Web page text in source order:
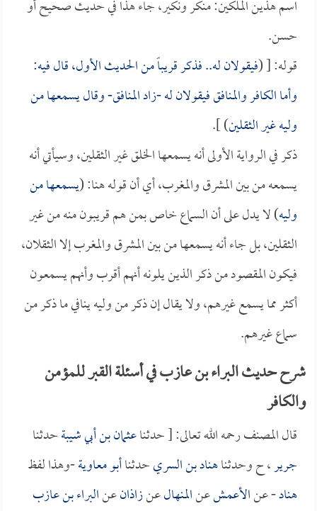
اسم هذين الملكين: منكر ونكير، جاء هذا في حديث صحيح أو
حسن.
قوله: [ (فيقولان له.. فذكر قريباً من الحديث الأول، قال فيه:
وأما الكافر والمنافق فيقولان له -زاد المنافق- وقال يسمعها من
وليه غير الثقلين) ].
ذكر في الرواية الأولى أنه يسمعها الخلق غير الثقلين، وسيأتي أنه
يسمعه من بين المشرق والمغرب، أي أن قوله هنا: (يسمعها من
وليه) لا يدل على أن السماع خاص بمن هم قريبون منه من غير
الثقلين، بل جاء أنه يسمعها من بين المشرق والمغرب إلا الثقلان،
فيكون المقصود من ذكر الذين يلونه أنهم أقرب وأنهم يسمعون
أكثر مما يسمع غيرهم، ولا يقال إن ذكر من وليه ينافي ما ذكر من
سماع غيرهم.
شرح حديث البراء بن عازب في أسئلة القبر للمؤمن
والكافر
قال المصنف رحمه الله تعالى: [ حدثناعثمان بن أبي شيبةحدثنا
جرير، ح وحدثناهناد بن السريحدثناأبو معاوية-وهذا لفظ
هناد- عنالأعمشعنالمنهالعنزاذانعنالبراء بن عازب